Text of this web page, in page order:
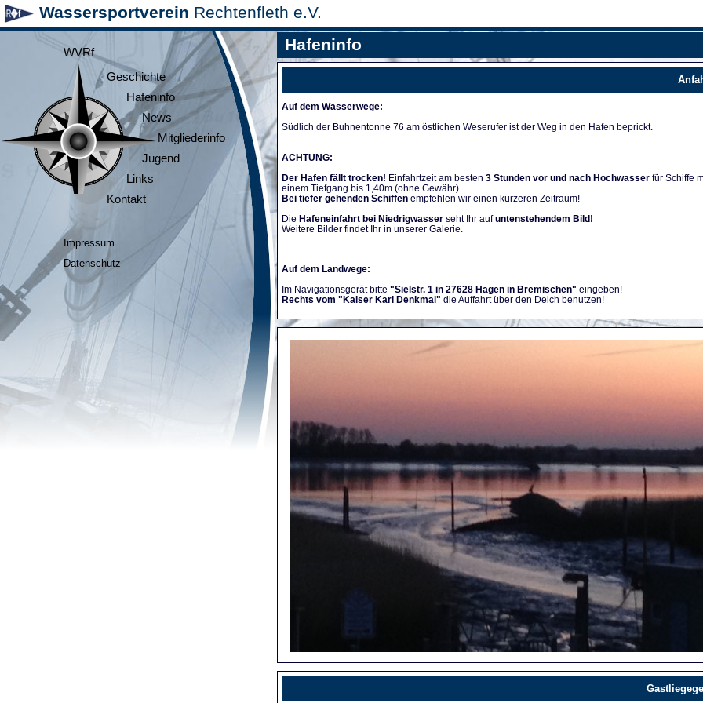
Wassersportverein Rechtenfleth e.V.
WVRf
Geschichte
Hafeninfo
News
Mitgliederinfo
Jugend
Links
Kontakt
Impressum
Datenschutz
Hafeninfo
Auf dem Wasserwege:
Südlich der Buhnentonne 76 am östlichen Weserufer ist der Weg in den Hafen beprickt.
ACHTUNG:
Der Hafen fällt trocken! Einfahrtzeit am besten 3 Stunden vor und nach Hochwasser für Schiffe
einem Tiefgang bis 1,40m (ohne Gewähr)
Bei tiefer gehenden Schiffen empfehlen wir einen kürzeren Zeitraum!
Die Hafeneinfahrt bei Niedrigwasser seht Ihr aufuntenstehendem Bild!
Weitere Bilder findet Ihr in unserer Galerie.
Auf dem Landwege:
Im Navigationsgerät bitte "Sielstr. 1 in 27628 Hagen in Bremischen" eingeben!
Rechts vom "Kaiser Karl Denkmal" die Auffahrt über den Deich benutzen!